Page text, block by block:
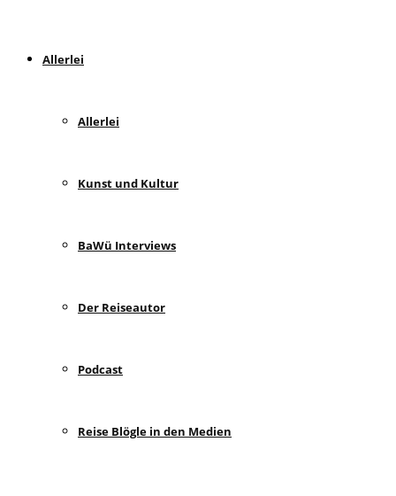
Allerlei
Allerlei
Kunst und Kultur
BaWü Interviews
Der Reiseautor
Podcast
Reise Blögle in den Medien